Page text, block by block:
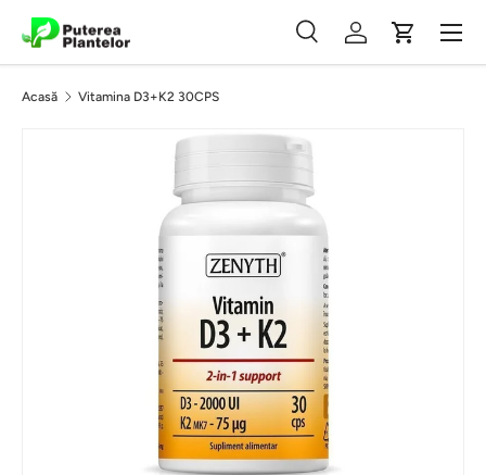
Vezi conținutul
Căutare
CăutareAutentificare
Coș
Meniu
Acasă Vitamina D3+K2 30CPS